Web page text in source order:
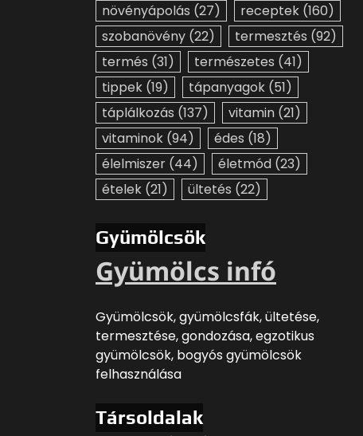
növényápolás (27) receptek (160)
szobanövény (22) termesztés (92)
termés (31) természetes (41)
tippek (19) tápanyagok (51)
táplálkozás (137) vitamin (21)
vitaminok (94) édes (18)
élelmiszer (44) életmód (23)
ételek (21) ültetés (22)
Gyümölcsök
Gyümölcs infó
Gyümölcsök, gyümölcsfák, ültetése,
termesztése, gondozása, egzotikus
gyümölcsök, bogyós gyümölcsök
felhasználása
Társoldalak